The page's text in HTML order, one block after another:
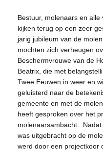
op:
Bestuur, molenaars en
kijken terug op een zeer
jarig jubileum van de
mochten zich verheugen
Beschermvrouwe van de
Beatrix, die met
Twee Eeuwen in weer en
geluisterd naar de
gemeente en met de
heeft gesproken over het
molenaarsambacht.
was uitgebracht op de
werd door een projectkoor